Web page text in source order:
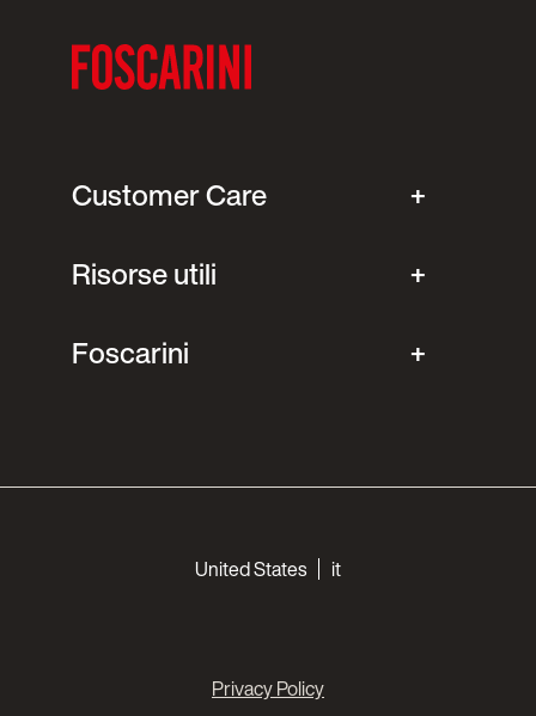
Customer Care
Risorse utili
Foscarini
United States it
Privacy Policy